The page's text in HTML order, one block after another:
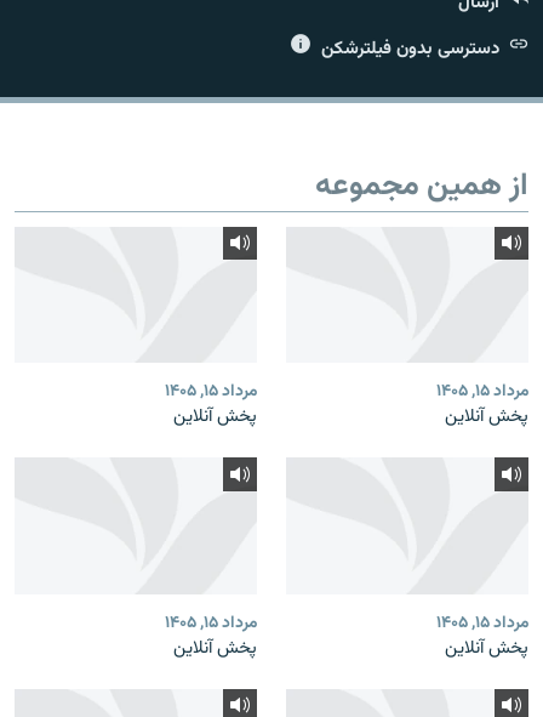
دسترسی بدون فیلترشکن
از همین مجموعه
مرداد ۱۵, ۱۴۰۵
پخش آنلاین
مرداد ۱۵, ۱۴۰۵
پخش آنلاین
مرداد ۱۵, ۱۴۰۵
پخش آنلاین
مرداد ۱۵, ۱۴۰۵
پخش آنلاین